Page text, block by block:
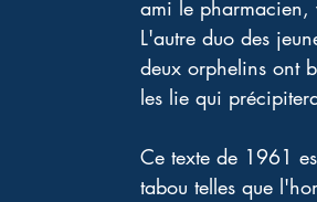
ami le pharmacien,
L'autre duo des
deux orphelins ont
les lie qui
Ce texte de 1961
tabou telles que